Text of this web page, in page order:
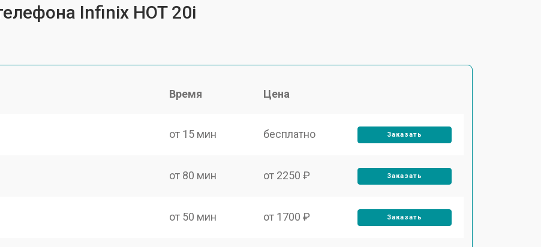
Infinix HOT 20i
Время Цена
от 15 мин бесплатно Заказать
от 80 мин от 2250 ₽ Заказать
от 50 мин от 1700 ₽ Заказать